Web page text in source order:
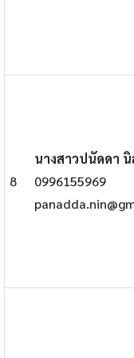
8
นางสาวปนัดดา
0996155969